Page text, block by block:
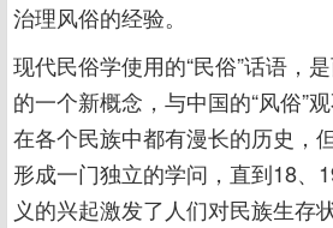
治理风俗的经验。
现代民俗学使用的“民俗”话语，
的一个新概念，与中国的“风俗”
在各个民族中都有漫长的历史，
形成一门独立的学问，直到18、
义的兴起激发了人们对民族生存